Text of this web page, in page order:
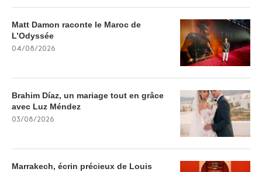
Matt Damon raconte le Maroc de
L’Odyssée
04/08/2026
Brahim Díaz, un mariage tout en grâce
avec Luz Méndez
03/08/2026
Marrakech, écrin précieux de Louis